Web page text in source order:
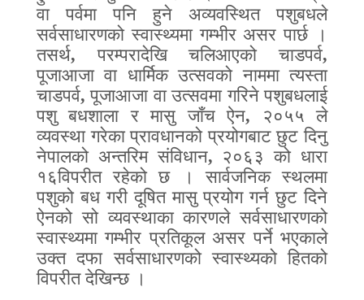
वा पर्वमा पनि हुने अव्यवस्थित पशुबधले
सर्वसाधारणको स्वास्थ्यमा गम्भीर असर पार्छ ।
तसर्थ,परम्परादेखि चलिआएको चाडपर्व,
पूजाआजा वा धार्मिक उत्सवको नाममा त्यस्ता
चाडपर्व,पूजाआजा वा उत्सवमा गरिने पशुबधलाई
पशु बधशाला र मासु जाँच ऐन, २०५५ ले
व्यवस्था गरेका प्रावधानको प्रयोगबाट छुट दिनु
नेपालको अन्तरिम संविधान, २०६३ को धारा
१६विपरीत रहेको छ । सार्वजनिक स्थलमा
पशुको बध गरी दूषित मासु प्रयोग गर्न छुट दिने
ऐनको सो व्यवस्थाका कारणले सर्वसाधारणको
स्वास्थ्यमा गम्भीर प्रतिकूल असर पर्ने भएकाले
उक्त दफा सर्वसाधारणको स्वास्थ्यको हितको
विपरीत देखिन्छ ।